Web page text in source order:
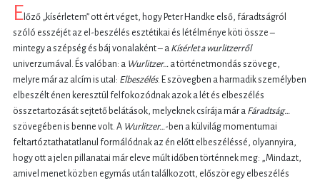
E lőző „kísérletem” ott ért véget, hogy Peter Handke első, fáradtságról
szóló esszéjét az el-beszélés esztétikai és létélménye köti össze –
mintegy a szépség és báj vonalaként – a Kísérlet a wurlitzerről
univerzumával. És valóban: a Wurlitzer… a történetmondás szövege,
melyre már az alcím is utal: Elbeszélés. E szövegben a harmadik személyben
elbeszélt énen keresztül felfokozódnak azok a lét és elbeszélés
összetartozását sejtető belátások, melyeknek csírája már a Fáradtság…
szövegében is benne volt. A Wurlitzer… -ben a külvilág momentumai
feltartóztathatatlanul formálódnak az én előtt elbeszéléssé, olyannyira,
hogy ott a jelen pillanatai már eleve múlt időben történnek meg: „Mindazt,
amivel menet közben egymás után találkozott, először egy elbeszélés